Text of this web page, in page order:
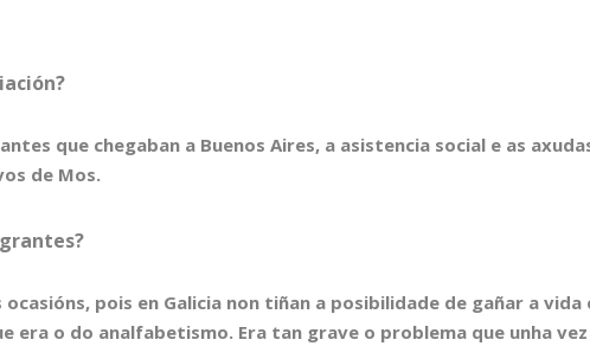
que chegaban a Buenos Aires, a asistencia social e as
de Mos.
pois en Galicia non tiñan a posibilidade de gañar a vida
era o do analfabetismo. Era tan grave o problema que unha vez